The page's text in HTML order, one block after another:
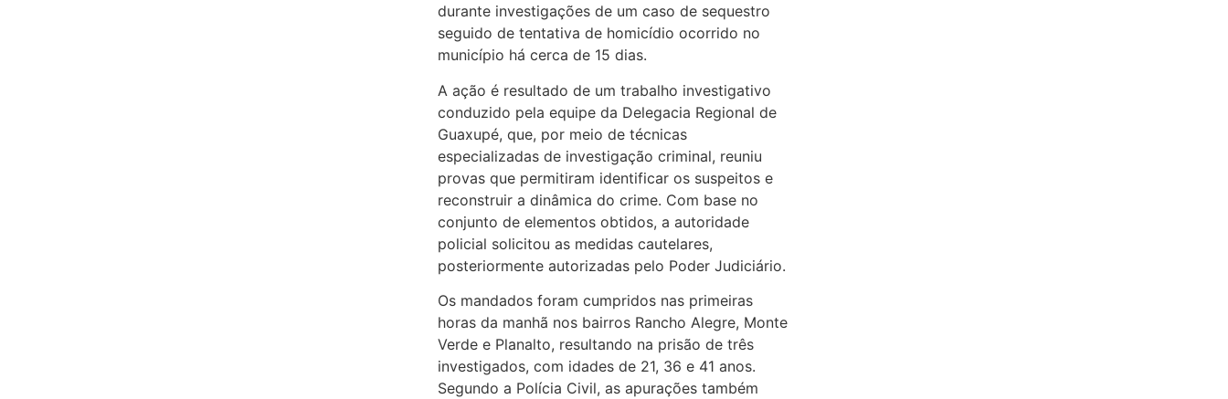
durante investigações de um caso de sequestro
seguido de tentativa de homicídio ocorrido no
município há cerca de 15 dias.
A ação é resultado de um trabalho investigativo
conduzido pela equipe da Delegacia Regional de
Guaxupé, que, por meio de técnicas
especializadas de investigação criminal, reuniu
provas que permitiram identificar os suspeitos e
reconstruir a dinâmica do crime. Com base no
conjunto de elementos obtidos, a autoridade
policial solicitou as medidas cautelares,
posteriormente autorizadas pelo Poder Judiciário.
Os mandados foram cumpridos nas primeiras
horas da manhã nos bairros Rancho Alegre, Monte
Verde e Planalto, resultando na prisão de três
investigados, com idades de 21, 36 e 41 anos.
Segundo a Polícia Civil, as apurações também